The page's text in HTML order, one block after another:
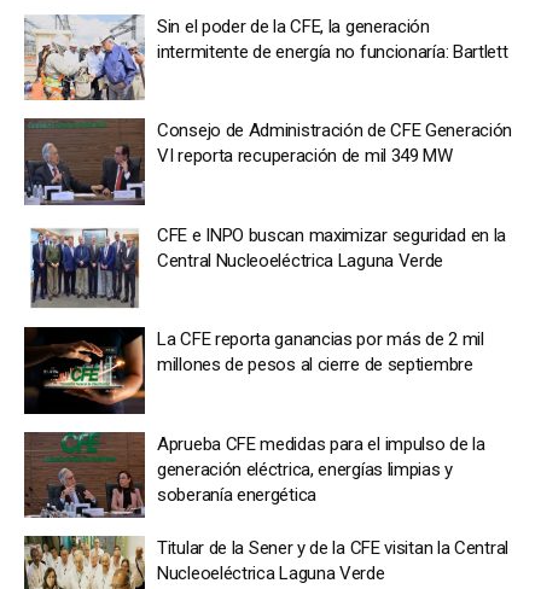
Sin el poder de la CFE, la generación
intermitente de energía no funcionaría: Bartlett
Consejo de Administración de CFE Generación
VI reporta recuperación de mil 349 MW
CFE e INPO buscan maximizar seguridad en la
Central Nucleoeléctrica Laguna Verde
La CFE reporta ganancias por más de 2 mil
millones de pesos al cierre de septiembre
Aprueba CFE medidas para el impulso de la
generación eléctrica, energías limpias y
soberanía energética
Titular de la Sener y de la CFE visitan la Central
Nucleoeléctrica Laguna Verde